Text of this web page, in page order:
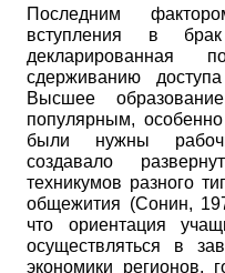
Последним
вступления в
декларированная
сдерживанию
Высшее
популярным,
были нужны
создавало
техникумов разного
общежития (Сонин,
что ориентация
осуществляться в
экономики регионов,